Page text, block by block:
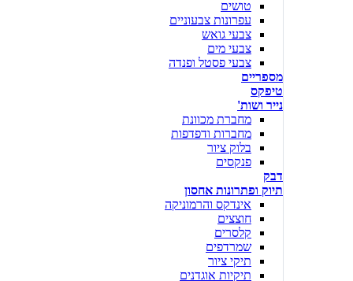
טושים
עפרונות צבעוניים
צבעי גואש
צבעי מים
צבעי פסטל ופנדה
מספריים
טיפקס
נייר ושות'
מחברת מכוונת
מחברות ודפדפות
בלוק ציור
פנקסים
דבק
תיוק ופתרונות אחסון
אינדקס והרמוניקה
חוצצים
קלסרים
שמרדפים
תיקי ציור
תיקיות אוגדנים